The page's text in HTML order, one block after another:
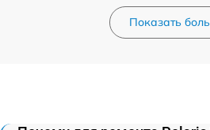
Показать